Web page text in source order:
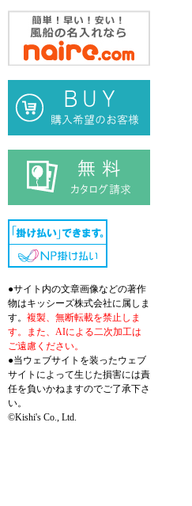
●サイト内の文章画像などの著作
物はキッシーズ株式会社に属しま
す。 複製、無断転載を禁止しま
す。また、AIによる二次加工は
ご遠慮ください。
●当ウェブサイトを装ったウェブ
サイトによって生じた損害には責
任を負いかねますのでご了承下さ
い。
©Kishi's Co., Ltd.